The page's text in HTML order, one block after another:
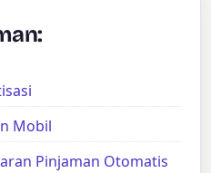
Mobil
Pinjaman Otomatis